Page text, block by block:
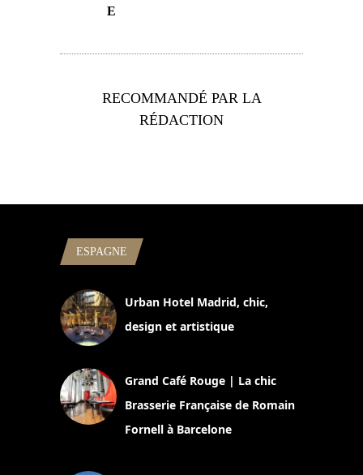
E
RECOMMANDÉ PAR LA
RÉDACTION
ESPAGNE
Urban Hotel Madrid, chic,
design et artistique
Grand Café Rouge | La chic
Brasserie Française de Romain
Fornell à Barcelone